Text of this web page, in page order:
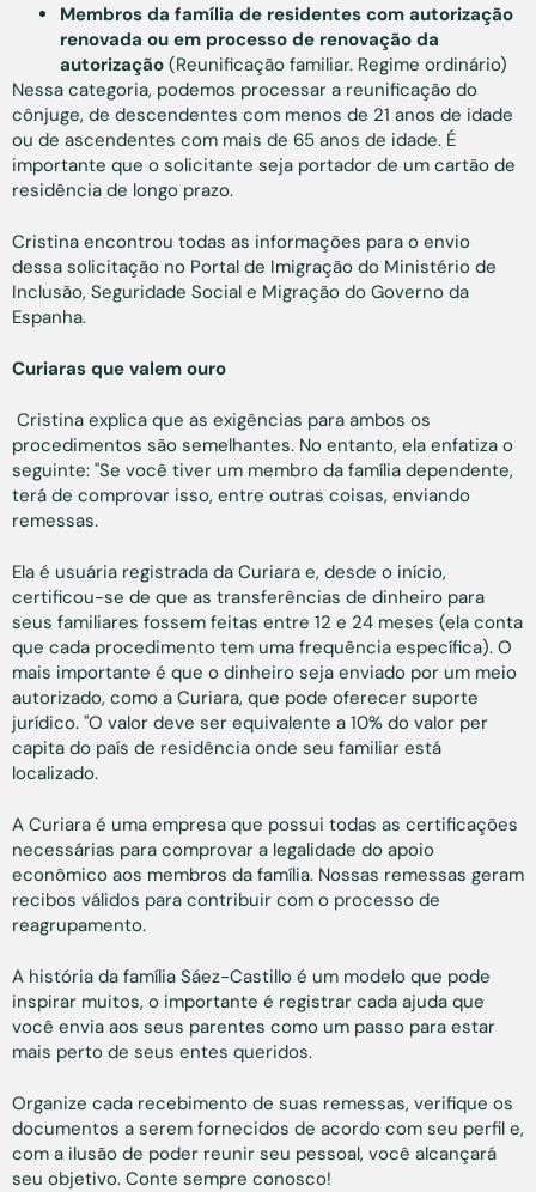
Membros da família de residentes com autorização
renovada ou em processo de renovação da
autorização (Reunificação familiar. Regime ordinário)
Nessa categoria, podemos processar a reunificação do
cônjuge, de descendentes com menos de 21 anos de idade
ou de ascendentes com mais de 65 anos de idade. É
importante que o solicitante seja portador de um cartão de
residência de longo prazo.
Cristina encontrou todas as informações para o envio
dessa solicitação no Portal de Imigração do Ministério de
Inclusão, Seguridade Social e Migração do Governo da
Espanha.
Curiaras que valem ouro
Cristina explica que as exigências para ambos os
procedimentos são semelhantes. No entanto, ela enfatiza o
seguinte: "Se você tiver um membro da família dependente,
terá de comprovar isso, entre outras coisas, enviando
remessas.
Ela é usuária registrada da Curiara e, desde o início,
certificou-se de que as transferências de dinheiro para
seus familiares fossem feitas entre 12 e 24 meses (ela conta
que cada procedimento tem uma frequência específica). O
mais importante é que o dinheiro seja enviado por um meio
autorizado, como a Curiara, que pode oferecer suporte
jurídico. "O valor deve ser equivalente a 10% do valor per
capita do país de residência onde seu familiar está
localizado.
A Curiara é uma empresa que possui todas as certificações
necessárias para comprovar a legalidade do apoio
econômico aos membros da família. Nossas remessas geram
recibos válidos para contribuir com o processo de
reagrupamento.
A história da família Sáez-Castillo é um modelo que pode
inspirar muitos, o importante é registrar cada ajuda que
você envia aos seus parentes como um passo para estar
mais perto de seus entes queridos.
Organize cada recebimento de suas remessas, verifique os
documentos a serem fornecidos de acordo com seu perfil e,
com a ilusão de poder reunir seu pessoal, você alcançará
seu objetivo. Conte sempre conosco!